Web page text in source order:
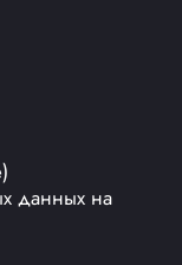
данных на